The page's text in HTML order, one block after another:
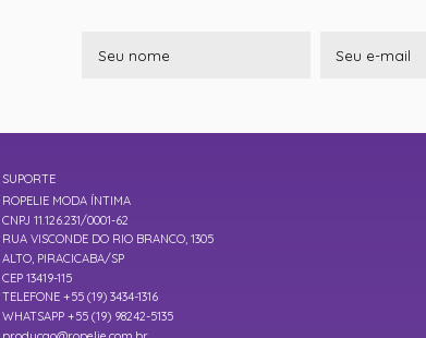
SUPORTE
ROPELIE MODA ÍNTIMA
CNPJ 11.126.231/0001-62
RUA VISCONDE DO RIO BRANCO, 1305
ALTO, PIRACICABA/SP
CEP 13419-115
TELEFONE +55 (19) 3434-1316
WHATSAPP +55 (19) 98242-5135